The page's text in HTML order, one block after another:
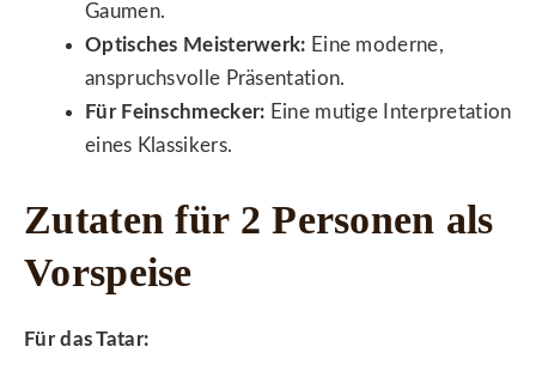
Gaumen.
Optisches Meisterwerk: Eine moderne,
anspruchsvolle Präsentation.
Für Feinschmecker: Eine mutige Interpretation
eines Klassikers.
Zutaten für 2 Personen als
Vorspeise
Für das Tatar: